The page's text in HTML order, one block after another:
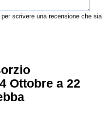
per scrivere una recensione che sia
Ottobre a 22